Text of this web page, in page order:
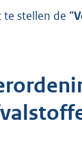
te stellen de “